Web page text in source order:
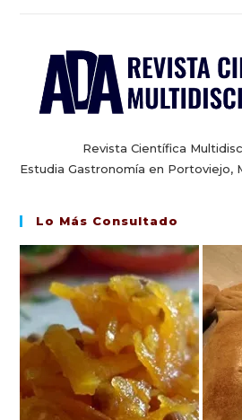
Revista Científica
Estudia Gastronomía en Portoviejo,
Lo Más Consultado